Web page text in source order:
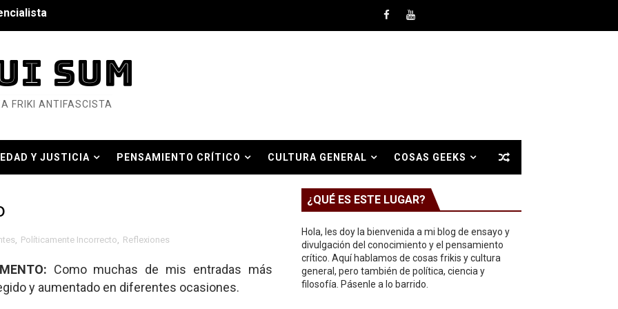
Y así se ve la Resistencia
eléctricas?
(DOS)
(UNO)
del siglo XXI
SUM
FRIKI ANTIFASCISTA
Y JUSTICIA PENSAMIENTO CRÍTICO CULTURA GENERAL COSAS GEEKS
, Políticamente Incorrecto, Reflexiones
Como muchas de mis entradas más
y aumentado en diferentes ocasiones.
¿QUÉ ES ESTE LUGAR?
Hola, les doy la bienvenida a mi blog de ensayo y
divulgación del conocimiento y el pensamiento
crítico. Aquí hablamos de cosas frikis y cultura
general, pero también de política, ciencia y
filosofía. Pásenle a lo barrido.